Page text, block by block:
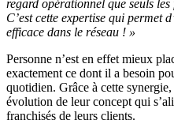
regard opérationnel que seuls
C’est cette expertise qui permet
efficace dans le réseau ! »
Personne n’est en effet mieux
exactement ce dont il a besoin
quotidien. Grâce à cette
évolution de leur concept qui
franchisés de leurs clients.